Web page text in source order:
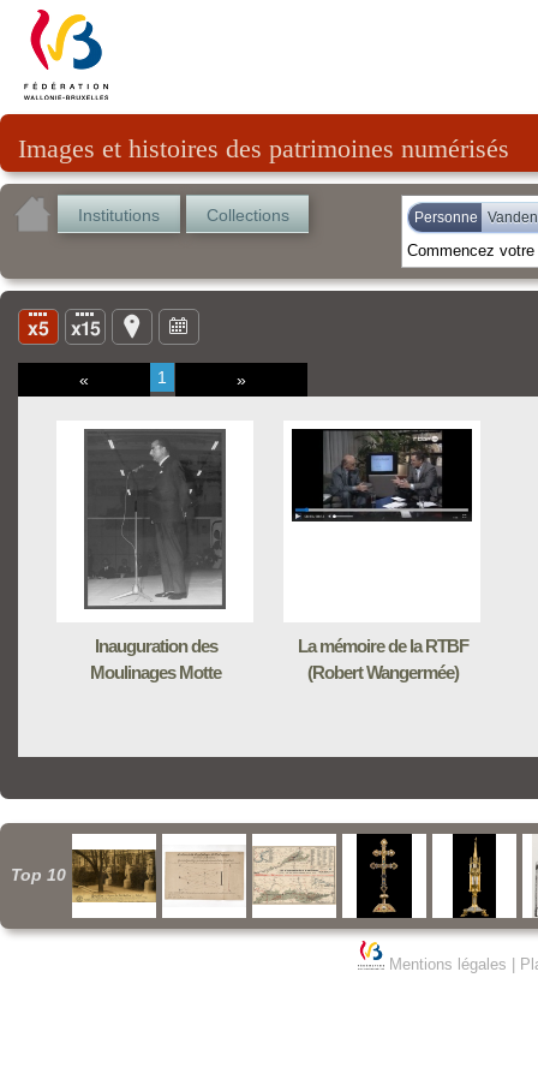
Images et histoires des patrimoines numérisés
Institutions Collections Personne
« 1 »
Inauguration des
Moulinages Motte
La mémoire de la RTBF
(Robert Wangermée)
Top 10
Mentions légales